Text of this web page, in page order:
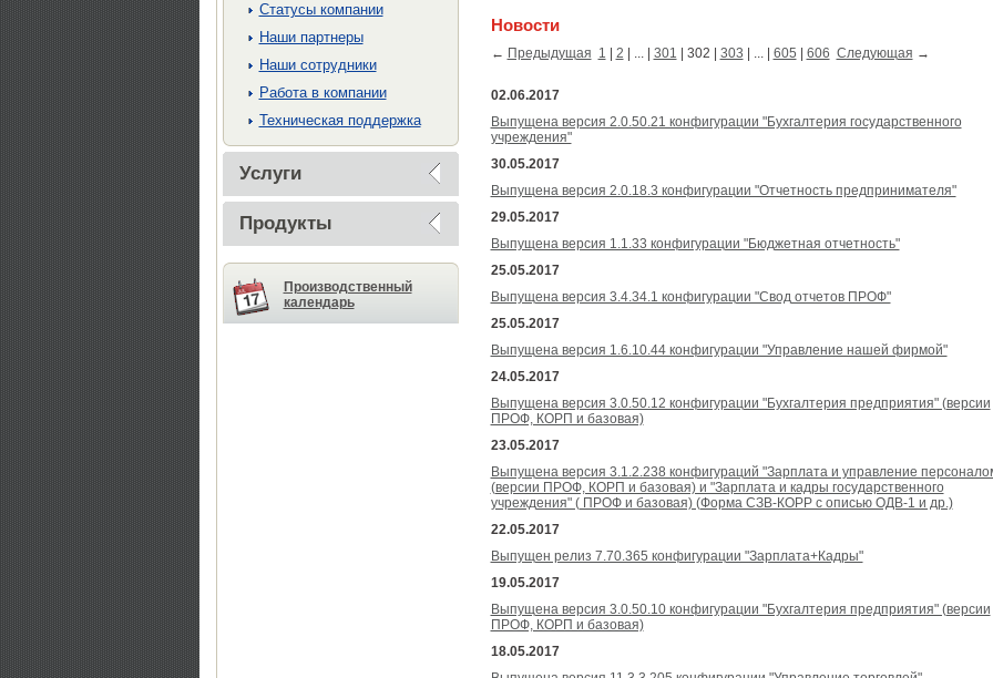
Cтатусы компании
Наши партнеры
Наши сотрудники
Работа в компании
Техническая поддержка
Услуги
Продукты
Производственный
календарь
Новости
← Предыдущая 1 2 | ... | 301 302 303 | ... | 605 606 Следующая →
02.06.2017
Выпущена версия 2.0.50.21 конфигурации "Бухгалтерия государственного
учреждения"
30.05.2017
Выпущена версия 2.0.18.3 конфигурации "Отчетность предпринимателя"
29.05.2017
Выпущена версия 1.1.33 конфигурации "Бюджетная отчетность"
25.05.2017
Выпущена версия 3.4.34.1 конфигурации "Свод отчетов ПРОФ"
25.05.2017
Выпущена версия 1.6.10.44 конфигурации "Управление нашей фирмой"
24.05.2017
Выпущена версия 3.0.50.12 конфигурации "Бухгалтерия предприятия" (версии
ПРОФ, КОРП и базовая)
23.05.2017
Выпущена версия 3.1.2.238 конфигураций "Зарплата и управление
(версии ПРОФ, КОРП и базовая) и "Зарплата и кадры государственного
учреждения" ( ПРОФ и базовая) (Форма СЗВ-КОРР с описью ОДВ-1 и др.)
22.05.2017
Выпущен релиз 7.70.365 конфигурации "Зарплата+Кадры"
19.05.2017
Выпущена версия 3.0.50.10 конфигурации "Бухгалтерия предприятия" (версии
ПРОФ, КОРП и базовая)
18.05.2017